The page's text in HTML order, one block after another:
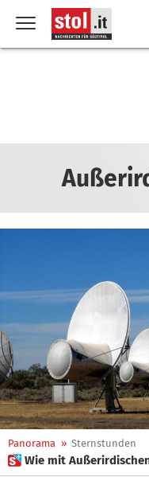
Panorama » Sternstunden
 Wie mit